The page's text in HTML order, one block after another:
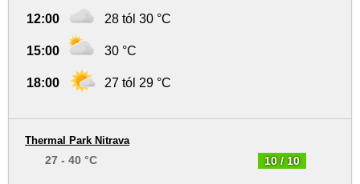
12:00 28 tól 30 °C
15:00 30 °C
18:00 27 tól 29 °C
10 / 10
Thermal Park Nitrava
27 - 40 °C